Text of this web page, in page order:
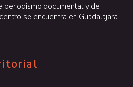
periodismo documental y de
se encuentra en Guadalajara,